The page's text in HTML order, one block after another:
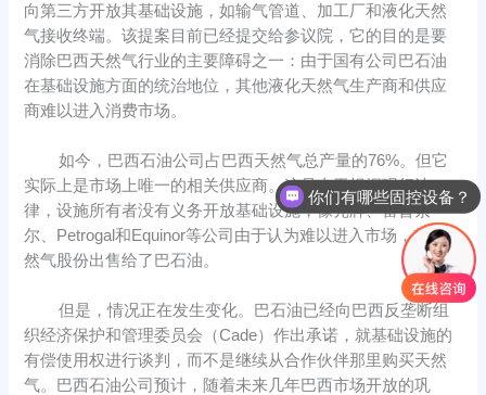
向第三方开放其基础设施，如输气管道、加工厂和液化天然
气接收终端。该提案目前已经提交给参议院，它的目的是要
消除巴西天然气行业的主要障碍之一：由于国有公司巴石油
在基础设施方面的统治地位，其他液化天然气生产商和供应
商难以进入消费市场。
如今，巴西石油公司占巴西天然气总产量的76%。但它
实际上是市场上唯一的相关供应商。这是由于根据现行法
律，设施所有者没有义务开放基础设施，像壳牌、雷普索
尔、Petrogal和Equinor等公司由于认为难以进入市场，将天
然气股份出售给了巴石油。
但是，情况正在发生变化。巴石油已经向巴西反垄断组
织经济保护和管理委员会（Cade）作出承诺，就基础设施的
有偿使用权进行谈判，而不是继续从合作伙伴那里购买天然
气。巴西石油公司预计，随着未来几年巴西市场开放的巩
你们有哪些固控设备？